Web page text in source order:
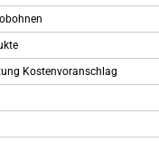
Kostenvoranschlag